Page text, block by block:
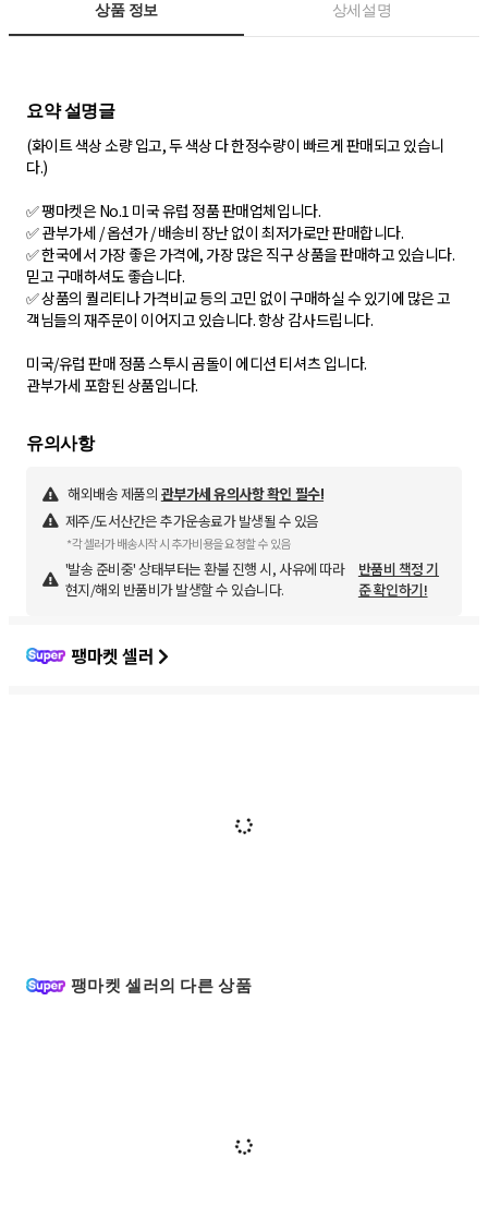
상품 정보 상세설명
요약 설명글
(화이트 색상 소량 입고, 두 색상 다 한정수량이 빠르게 판매되고 있습니
다.)
✅ 팽마켓은 No.1 미국 유럽 정품 판매업체입니다.
✅ 관부가세 / 옵션가 / 배송비 장난 없이 최저가로만 판매합니다.
✅ 한국에서 가장 좋은 가격에, 가장 많은 직구 상품을 판매하고 있습니다.
믿고 구매하셔도 좋습니다.
✅ 상품의 퀄리티나 가격비교 등의 고민 없이 구매하실 수 있기에 많은 고
객님들의 재주문이 이어지고 있습니다. 항상 감사드립니다.
미국/유럽 판매 정품 스투시 곰돌이 에디션 티셔츠 입니다.
관부가세 포함된 상품입니다.
유의사항
해외배송 제품의 관부가세 유의사항 확인 필수!
제주/도서산간은 추가운송료가 발생될 수 있음
*각 셀러가 배송시작 시 추가비용을 요청할 수 있음
'발송 준비중' 상태부터는 환불 진행 시, 사유에 따라
현지/해외 반품비가 발생할 수 있습니다.
반품비 책정 기
준 확인하기!
팽마켓 셀러
팽마켓 셀러의 다른 상품